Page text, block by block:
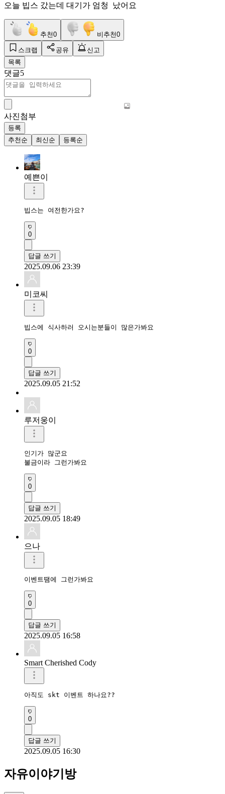
오늘 빕스 갔는데 대기가 엄청 났어요
추천0 비추천0
스크랩 공유
신고
목록
댓글5
사진첨부
등록
추천순
최신순 등록순
예쁜이
빕스는 여전한가요?
0
답글 쓰기
2025.09.06 23:39
미코씨
빕스에 식사하러 오시는분들이 많은가봐요
0
답글 쓰기
2025.09.05 21:52
루저웅이
인기가 많군요
불금이라 그런가봐요
0
답글 쓰기
2025.09.05 18:49
으나
이벤트땜에 그런가봐요
0
답글 쓰기
2025.09.05 16:58
Smart Cherished Cody
아직도 skt 이벤트 하나요??
0
답글 쓰기
2025.09.05 16:30
자유이야기방